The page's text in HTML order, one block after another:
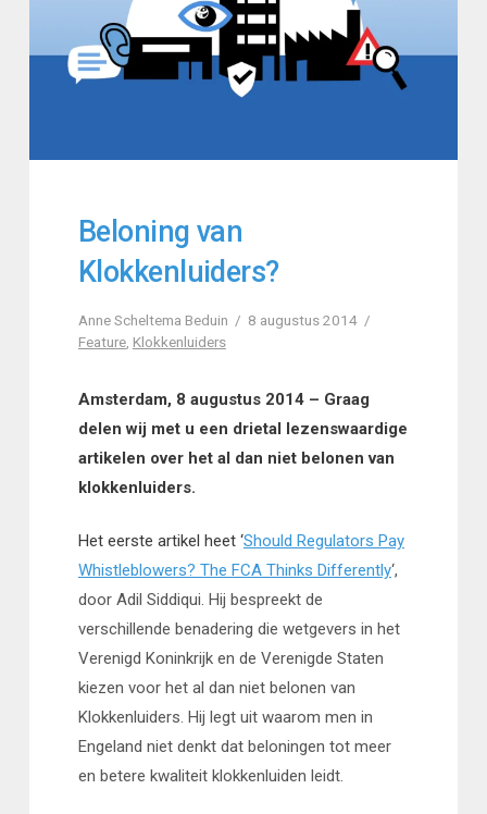
Beloning van
Klokkenluiders?
Anne Scheltema Beduin
8 augustus 2014
Feature, Klokkenluiders
Amsterdam, 8 augustus 2014 – Graag
delen wij met u een drietal lezenswaardige
artikelen over het al dan niet belonen van
klokkenluiders.
Het eerste artikel heet ‘Should Regulators Pay
Whistleblowers? The FCA Thinks Differently‘,
door Adil Siddiqui. Hij bespreekt de
verschillende benadering die wetgevers in het
Verenigd Koninkrijk en de Verenigde Staten
kiezen voor het al dan niet belonen van
Klokkenluiders. Hij legt uit waarom men in
Engeland niet denkt dat beloningen tot meer
en betere kwaliteit klokkenluiden leidt.